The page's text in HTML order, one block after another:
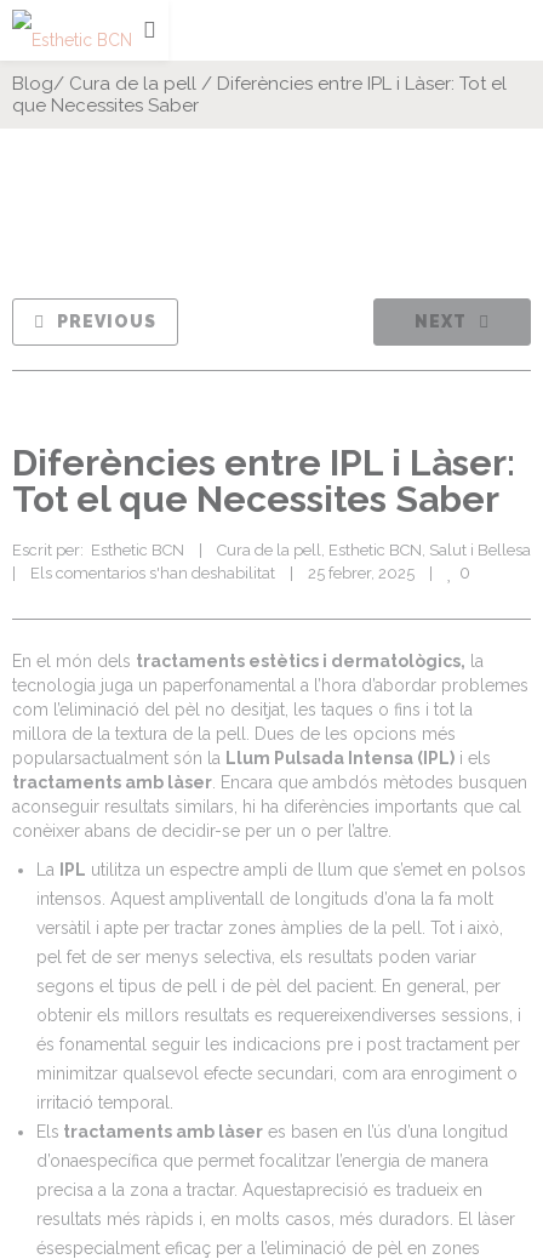
Blog/ Cura de la pell / Diferències entre IPL i Làser: Tot el
que Necessites Saber
NEXT
PREVIOUS
Diferències entre IPL i Làser:
Tot el que Necessites Saber
Escrit per: Esthetic BCN Cura de la pell, Esthetic BCN, Salut i Bellesa
Els comentarios s'han deshabilitat 25 febrer, 2025 0
En el món dels tractaments estètics i dermatològics, la
tecnologia juga un paperfonamental a l’hora d’abordar problemes
com l’eliminació del pèl no desitjat, les taques o fins i tot la
millora de la textura de la pell. Dues de les opcions més
popularsactualment són la Llum Pulsada Intensa (IPL) i els
tractaments amb làser . Encara que ambdós mètodes busquen
aconseguir resultats similars, hi ha diferències importants que cal
conèixer abans de decidir-se per un o per l’altre.
La
IPL utilitza un espectre ampli de llum que s’emet en polsos
intensos. Aquest ampliventall de longituds d’ona la fa molt
versàtil i apte per tractar zones àmplies de la pell. Tot i això,
pel fet de ser menys selectiva, els resultats poden variar
segons el tipus de pell i de pèl del pacient. En general, per
obtenir els millors resultats es requereixendiverses sessions, i
és fonamental seguir les indicacions pre i post tractament per
minimitzar qualsevol efecte secundari, com ara enrogiment o
irritació temporal.
Els tractaments amb làser es basen en l’ús d’una longitud
d’onaespecífica que permet focalitzar l’energia de manera
precisa a la zona a tractar. Aquestaprecisió es tradueix en
resultats més ràpids i, en molts casos, més duradors. El làser
ésespecialment eficaç per a l’eliminació de pèl en zones